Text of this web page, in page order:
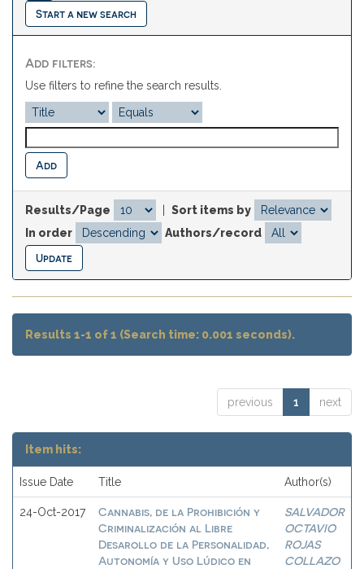
Start a new search
Add filters:
Use filters to refine the search results.
Results/Page
Sort items by
In order
Authors/record
Results 1-1 of 1 (Search time: 0.001 seconds).
previous 1 next
Item hits:
Issue Date Title Author(s)
24-Oct-2017
Cannabis, de la Prohibición y
Criminalización al Libre
Desarollo de la Personalidad,
Autonomía y Uso Lúdico en
SALVADOR
OCTAVIO
ROJAS
COLLAZO